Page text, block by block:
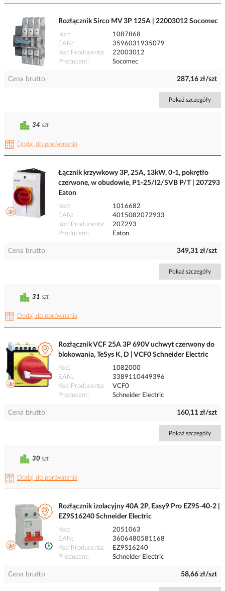
Rozłącznik Sirco MV 3P 125A | 22003012 Socomec
Kod
1087868
EAN
3596031935079
Kod Producenta
22003012
Producent
Socomec
Cena brutto 287,16 zł/szt
Pokaż szczegóły
Dodaj do porównania
34 szt
Łącznik krzywkowy 3P, 25A, 13kW, 0-1, pokrętło
czerwone, w obudowie, P1-25/I2/SVB P/T | 207293
Eaton
Kod
1016682
EAN
4015082072933
Kod Producenta
207293
Producent
Eaton
Cena brutto 349,31 zł/szt
Pokaż szczegóły
Dodaj do porównania
31 szt
Rozłącznik VCF 25A 3P 690V uchwyt czerwony do
blokowania, TeSys K, D | VCF0 Schneider Electric
Kod
1082000
EAN
3389110449396
Kod Producenta
VCF0
Producent
Schneider Electric
Cena brutto 160,11 zł/szt
Pokaż szczegóły
Dodaj do porównania
30 szt
Rozłącznik izolacyjny 40A 2P, Easy9 Pro EZ9S-40-2 |
EZ9S16240 Schneider Electric
Kod
2051063
EAN
3606480581168
Kod Producenta
EZ9S16240
Producent
Schneider Electric
Cena brutto 58,66 zł/szt